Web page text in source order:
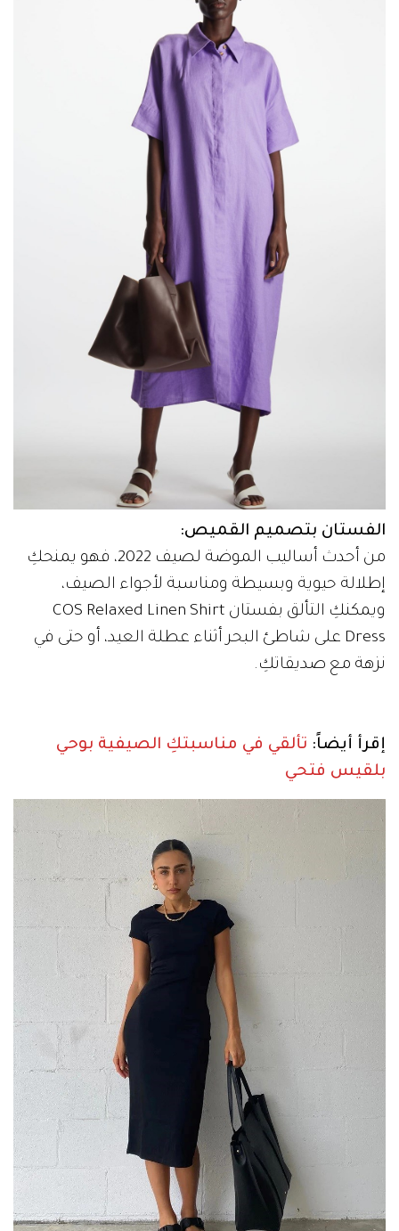
الفستان بتصميم القميص:
إطلالة حيوية وبسيطة ومناسبة لأجواء الصيف،
ويمكنكِ التألق بفستان COS Relaxed Linen Shirt
Dress على شاطئ البحر أثناء عطلة العيد، أو حتى في
نزهة مع صديقاتكِ.
تألقي في مناسبتكِ الصيفية بوحي
فساتين "ميدي" كلاسيكية:
الإطلالات الكلاسيكية الهادئة جزء أساسي من أزياء
العيد بشكل عام، فإذا كنتِ من محبات هذا النمط،
فلديكِ قائمة متعددة بالفساتين "الميدي" المطروحة
من قبل أشهر دور الأزياء في العالم، والتي يمكنكِ
الاختيار من بينها للتألق في ليالي عيد الأضحى.